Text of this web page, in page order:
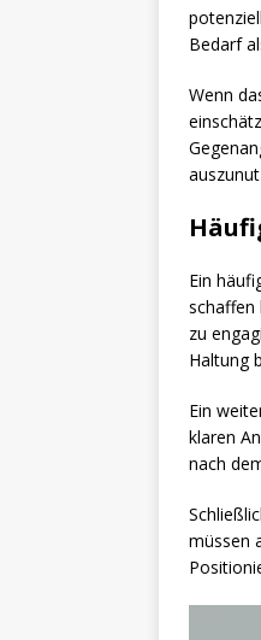
Bedarf
Wenn
Ein
schaffen
zu
Haltung
Ein
klaren
nach
müssen